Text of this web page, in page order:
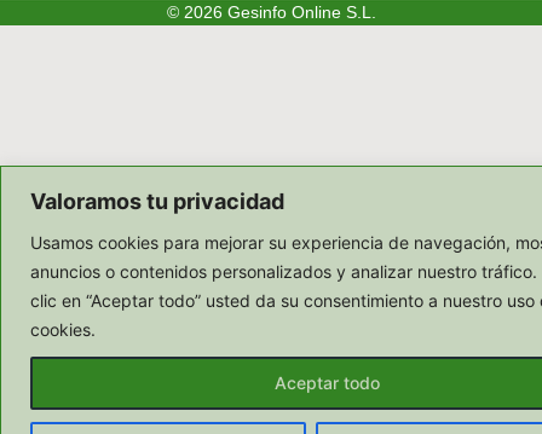
Valoramos tu privacidad
Usamos cookies para mejorar su experiencia de navegación,
anuncios o contenidos personalizados y analizar nuestro tráfico.
clic en “Aceptar todo” usted da su consentimiento a nuestro uso
cookies.
Aceptar todo
© 2026 Gesinfo Online S.L.